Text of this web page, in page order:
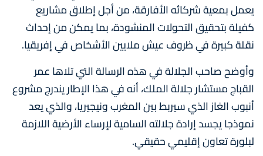
يعمل بمعية شركائه الأفارقة، من أجل إطلاق مشاريع
كفيلة بتحقيق التحولات المنشودة، بما يمكن من إحداث
نقلة كبيرة في ظروف عيش ملايين الأشخاص في إفريقيا.
وأوضح صاحب الجلالة في هذه الرسالة التي تلاها عمر
القباج مستشار جلالة الملك، أنه في هذا الإطار يندرج مشروع
أنبوب الغاز الذي سيربط بين المغرب ونيجيريا، والذي يعد
نموذجا يجسد إرادة جلالته السامية لإرساء الأرضية اللازمة
لبلورة تعاون إقليمي حقيقي.